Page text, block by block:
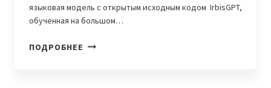
языковая модель с открытым исходным кодом IrbisGPT,
обученная на большом…
ПОДРОБНЕЕ В